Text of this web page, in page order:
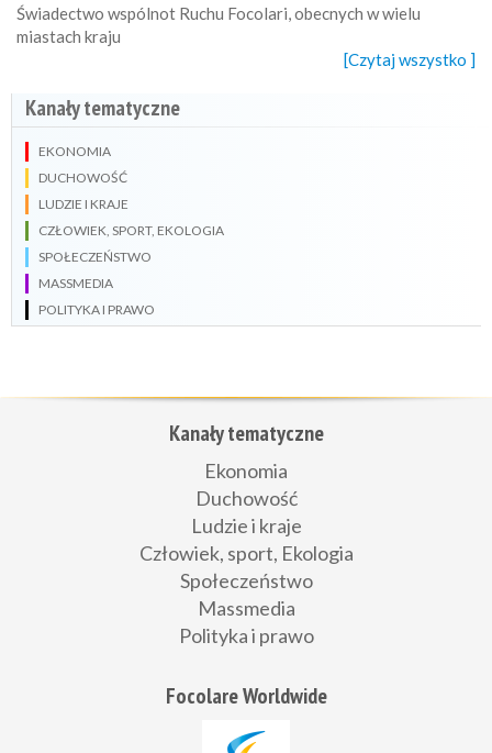
Świadectwo wspólnot Ruchu Focolari, obecnych w wielu
miastach kraju
[Czytaj wszystko ]
Kanały tematyczne
EKONOMIA
DUCHOWOŚĆ
LUDZIE I KRAJE
CZŁOWIEK, SPORT, EKOLOGIA
SPOŁECZEŃSTWO
MASSMEDIA
POLITYKA I PRAWO
Kanały tematyczne
Ekonomia
Duchowość
Ludzie i kraje
Człowiek, sport, Ekologia
Społeczeństwo
Massmedia
Polityka i prawo
Focolare Worldwide